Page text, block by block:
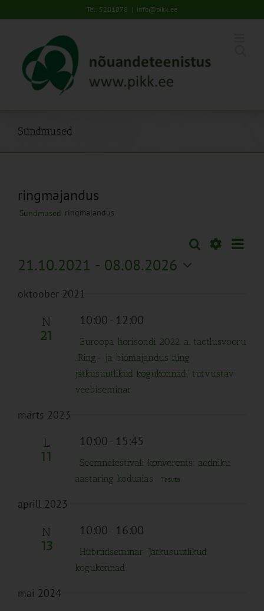
to
Tel: 5201078 | info@pikk.ee
Sündmused
ringmajandus
Sündmused ringmajandus
Sündmused
Search
Otsi
21.10.2021 - 08.08.2026
kuupäev.
oktoober 2021
N
21
10:00- 12:00
Euroopa horisondi 2022. a. taotlusvooru
„Ring- ja biomajandus ning
jätkusuutlikud kogukonnad“ tutvustav
veebiseminar
märts 2023
L
11
10:00- 15:45
Seemnefestivali konverents: aedniku
aastaring koduaias
Tasuta
aprill 2023
N
13
10:00- 16:00
Hübriidseminar “Jätkusuutlikud
kogukonnad”
mai 2024